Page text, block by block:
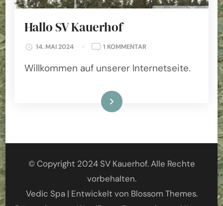
Hallo SV Kauerhof
14. MAI 2024 1 KOMMENTARZU
SV
Willkommen auf unserer Internetseite.
Weiterlesen
© Copyright 2024 SV Kauerhof. Alle Rechte
vorbehalten.
Vedic Spa | Entwickelt von Blossom Themes.